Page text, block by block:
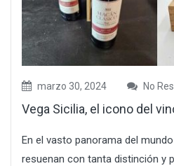
marzo 30, 2024 No
Vega Sicilia, el icono del
En el vasto panorama del
resuenan con tanta distinción y